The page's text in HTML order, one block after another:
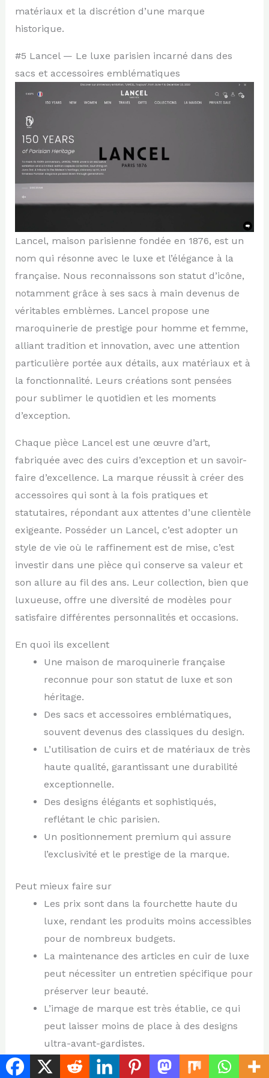
matériaux et la discrétion d’une marque
historique.
#5 Lancel — Le luxe parisien incarné dans des
sacs et accessoires emblématiques
Lancel, maison parisienne fondée en 1876, est un
nom qui résonne avec le luxe et l’élégance à la
française. Nous reconnaissons son statut d’icône,
notamment grâce à ses sacs à main devenus de
véritables emblèmes. Lancel propose une
maroquinerie de prestige pour homme et femme,
alliant tradition et innovation, avec une attention
particulière portée aux détails, aux matériaux et à
la fonctionnalité. Leurs créations sont pensées
pour sublimer le quotidien et les moments
d’exception.
Chaque pièce Lancel est une œuvre d’art,
fabriquée avec des cuirs d’exception et un savoir-
faire d’excellence. La marque réussit à créer des
accessoires qui sont à la fois pratiques et
statutaires, répondant aux attentes d’une clientèle
exigeante. Posséder un Lancel, c’est adopter un
style de vie où le raffinement est de mise, c’est
investir dans une pièce qui conserve sa valeur et
son allure au fil des ans. Leur collection, bien que
luxueuse, offre une diversité de modèles pour
satisfaire différentes personnalités et occasions.
En quoi ils excellent
Une maison de maroquinerie française
reconnue pour son statut de luxe et son
héritage.
Des sacs et accessoires emblématiques,
souvent devenus des classiques du design.
L’utilisation de cuirs et de matériaux de très
haute qualité, garantissant une durabilité
exceptionnelle.
Des designs élégants et sophistiqués,
reflétant le chic parisien.
Un positionnement premium qui assure
l’exclusivité et le prestige de la marque.
Peut mieux faire sur
Les prix sont dans la fourchette haute du
luxe, rendant les produits moins accessibles
pour de nombreux budgets.
La maintenance des articles en cuir de luxe
peut nécessiter un entretien spécifique pour
préserver leur beauté.
L’image de marque est très établie, ce qui
peut laisser moins de place à des designs
ultra-avant-gardistes.
Taillé pour Les amateurs de luxe, de prestige et